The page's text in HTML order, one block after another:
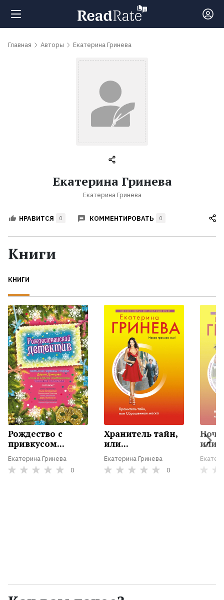
Поиск
обсуждаемые
Авторы
Жанры
Экранизации
Коллекции
Главная Авторы Екатерина Гринева
Екатерина Гринева
Екатерина Гринева
НРАВИТСЯ 0 КОММЕНТИРОВАТЬ 0
Книги
КНИГИ
Рождество с
привкусом...
Екатерина Гринева
0
Хранитель тайн,
или...
Екатерина Гринева
0
или...